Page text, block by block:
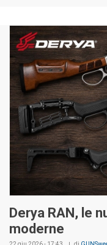
Derya RAN, le
moderne